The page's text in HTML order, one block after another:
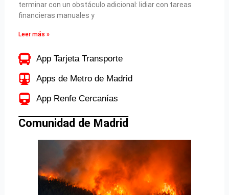
terminar con un obstáculo adicional: lidiar con tareas
financieras manuales y
Leer más »
App Tarjeta Transporte
Apps de Metro de Madrid
App Renfe Cercanías
Comunidad de Madrid